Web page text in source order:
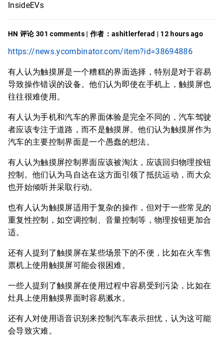
InsideEVs
HN 评论 301 comments | 作者：ashitlerferad | 12 hours ago
https://news.ycombinator.com/item?id=38694886
有人认为触摸屏是一个糟糕的界面选择，特别是对于容易
导致操作错误的设备。他们认为即使在手机上，触摸屏也
往往很难使用。
有人认为手机和汽车的界面体验是完全不同的，汽车驾驶
者应该专注于道路，而不是触摸屏。他们认为触摸屏作为
汽车的主要控制界面是一个愚蠢的想法。
有人认为触摸屏控制界面应该被淘汰，应该回归物理按钮
控制。他们认为马自达在这方面引领了抵抗运动，而大众
也开始倾听并采取行动。
也有人认为触摸屏适用于复杂的操作，但对于一些常见的
重复性控制，如空调控制、音量控制等，物理按钮更加合
适。
还有人提到了触摸屏在某些场景下的不便，比如在火车售
票机上使用触摸屏可能会很困难。
一些人提到了触摸屏在使用过程中容易受到污染，比如在
灶具上使用触摸界面时容易溅水。
还有人对使用语音识别来控制汽车表示担忧，认为这可能
会导致灾难。